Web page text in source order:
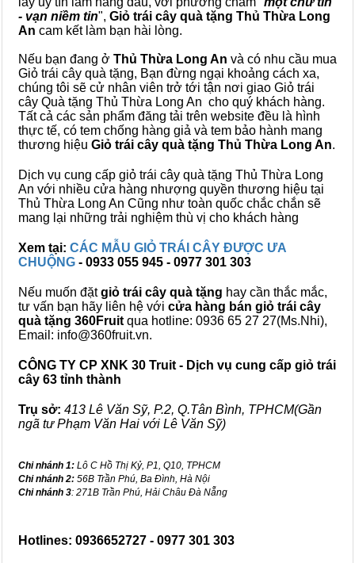
- vạn niềm tin", Giỏ trái cây quà tặng Thủ Thừa Long
An cam kết làm bạn hài lòng.
Nếu bạn đang ở Thủ Thừa Long An và có nhu cầu mua
Giỏ trái cây quà tặng, Bạn đừng ngại khoảng cách xa,
chúng tôi sẽ cử nhân viên trở tới tận nơi giao Giỏ trái
cây Quà tặng Thủ Thừa Long An cho quý khách hàng.
Tất cả các sản phẩm đăng tải trên website đều là hình
thực tế, có tem chống hàng giả và tem bảo hành mang
thương hiệu Giỏ trái cây quà tặng Thủ Thừa Long An.
Dịch vụ cung cấp giỏ trái cây quà tặng Thủ Thừa Long
An với nhiều cửa hàng nhượng quyền thương hiệu tại
Thủ Thừa Long An Cũng như toàn quốc chắc chắn sẽ
mang lại những trải nghiệm thù vị cho khách hàng
Xem tại: CÁC MẪU GIỎ TRÁI CÂY ĐƯỢC ƯA
CHUỘNG - 0933 055 945 - 0977 301 303
Nếu muốn đặtgiỏ trái cây quà tặng hay cần thắc mắc,
tư vấn bạn hãy liên hệ với cửa hàng bán giỏ trái cây
quà tặng 360Fruit qua hotline: 0936 65 27 27(Ms.Nhi),
Email: info@360fruit.vn.
CÔNG TY CP XNK 30 Truit - Dịch vụ cung cấp giỏ trái
cây 63 tỉnh thành
Trụ sở: 413 Lê Văn Sỹ, P.2, Q.Tân Bình, TPHCM(Gần
ngã tư Phạm Văn Hai với Lê Văn Sỹ)
Chi nhánh 1: Lô C Hồ Thị Kỷ, P1, Q10, TPHCM
Chi nhánh 2: 56B Trần Phú, Ba Đình, Hà Nội
Chi nhánh 3: 271B Trần Phú, Hải Châu Đà Nẵng
Hotlines: 0936652727 - 0977 301 303